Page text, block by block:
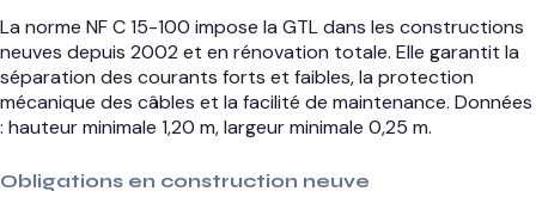
La norme NF C 15-100 impose la GTL dans les constructions
neuves depuis 2002 et en rénovation totale. Elle garantit la
séparation des courants forts et faibles, la protection
mécanique des câbles et la facilité de maintenance. Données
: hauteur minimale 1,20 m, largeur minimale 0,25 m.
Obligations en construction neuve